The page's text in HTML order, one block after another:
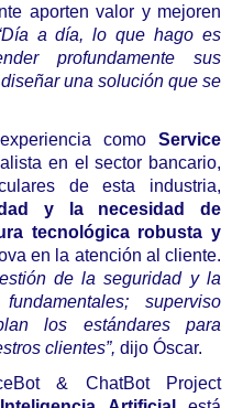
aporten valor y mejoren
a día, lo que hago es
profundamente sus
una solución que se
como Service
en el sector bancario,
de esta industria,
y la necesidad de
tecnológica robusta y
en la atención al cliente.
de la seguridad y la
superviso
los estándares para
clientes”, dijo Óscar.
& ChatBot Project